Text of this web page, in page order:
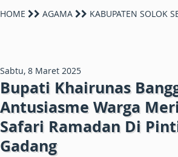
HOME AGAMA KABUPATEN SOLOK
Sabtu, 8 Maret 2025
Bupati Khairunas
Antusiasme Warga
Safari Ramadan Di
Gadang